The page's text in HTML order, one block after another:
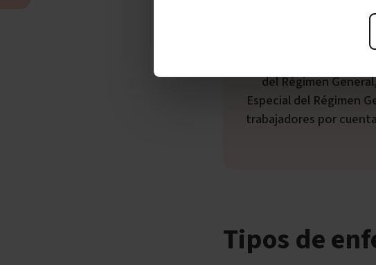
del Régimen
Especial del Régimen
trabajadores por
Tipos de